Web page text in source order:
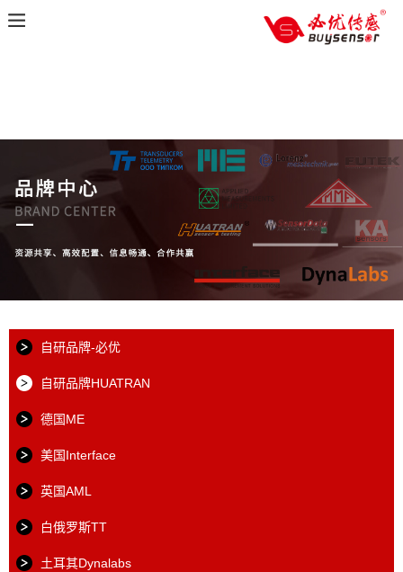
自研品牌-必优
自研品牌HUATRAN
德国ME
美国Interface
英国AML
白俄罗斯TT
土耳其Dynalabs